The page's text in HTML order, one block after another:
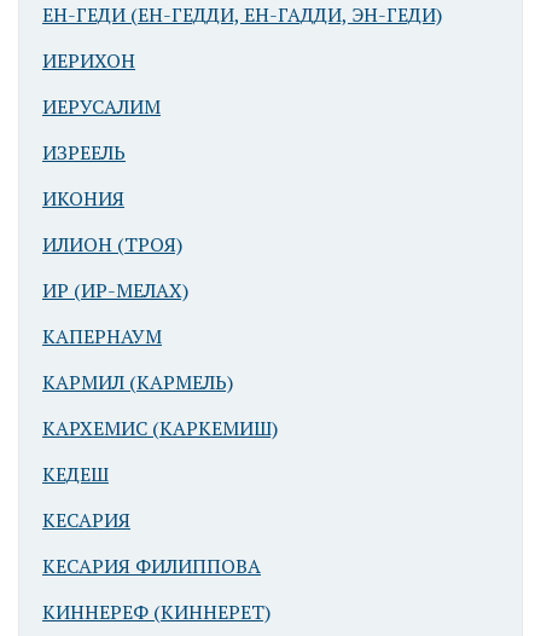
ЕН-ГЕДИ (ЕН-ГЕДДИ, ЕН-ГАДДИ, ЭН-ГЕДИ)
ИЕРИХОН
ИЕРУСАЛИМ
ИЗРЕЕЛЬ
ИКОНИЯ
ИЛИОН (ТРОЯ)
ИР (ИР-МЕЛАХ)
КАПЕРНАУМ
КАРМИЛ (КАРМЕЛЬ)
КАРХЕМИС (КАРКЕМИШ)
КЕДЕШ
КЕСАРИЯ
КЕСАРИЯ ФИЛИППОВА
КИННЕРЕФ (КИННЕРЕТ)